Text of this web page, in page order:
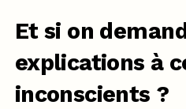
Et si on
explications à
inconscients ?